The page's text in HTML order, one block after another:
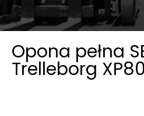
Opona pełna
Trelleborg